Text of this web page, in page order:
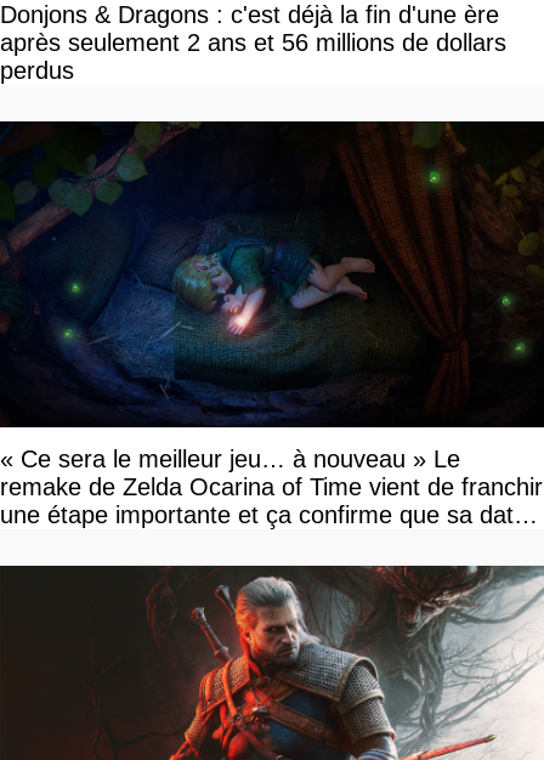
Donjons & Dragons : c'est déjà la fin d'une ère
après seulement 2 ans et 56 millions de dollars
perdus
« Ce sera le meilleur jeu… à nouveau » Le
remake de Zelda Ocarina of Time vient de franchir
une étape importante et ça confirme que sa date